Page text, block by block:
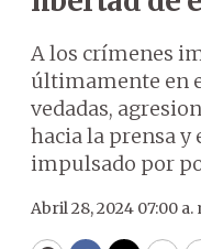
A los crímenes
últimamente en
vedadas,
hacia la prensa
impulsado por
Abril 28, 2024 07:00 a.